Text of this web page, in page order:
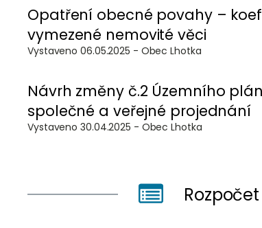
Opatření obecné povahy –
vymezené nemovité věci
Vystaveno 06.05.2025 - Obec Lhotka
Návrh změny č.2 Územního
společné a veřejné projednání
Vystaveno 30.04.2025 - Obec Lhotka
Rozpočet